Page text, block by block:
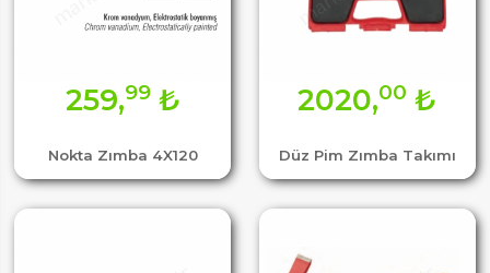
Nokta Zımba 4X120
259,99₺
Düz Pim Zımba Takımı
2020,00 ₺